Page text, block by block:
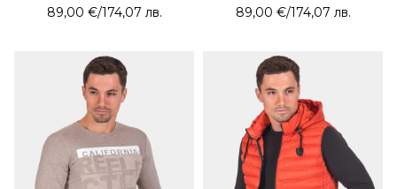
89,00 €/174,07 лв. 89,00 €/174,07 лв.